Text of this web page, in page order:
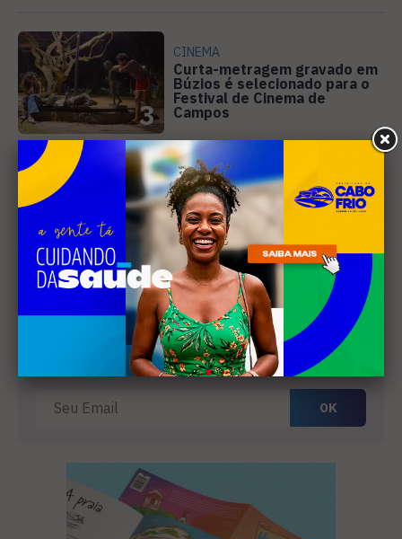
3
CINEMA
Curta-metragem gravado em
Búzios é selecionado para o
Festival de Cinema de
Campos
4
SANEAMENTO
Câmara de Búzios aprova
audiência pública para
discutir atuação e serviços
da Prolagos
Receba nossa
newsletter